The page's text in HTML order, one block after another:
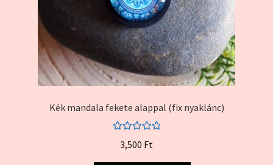
Kék mandala fekete alappal (fix nyaklánc)
5.00
3,500 Ft